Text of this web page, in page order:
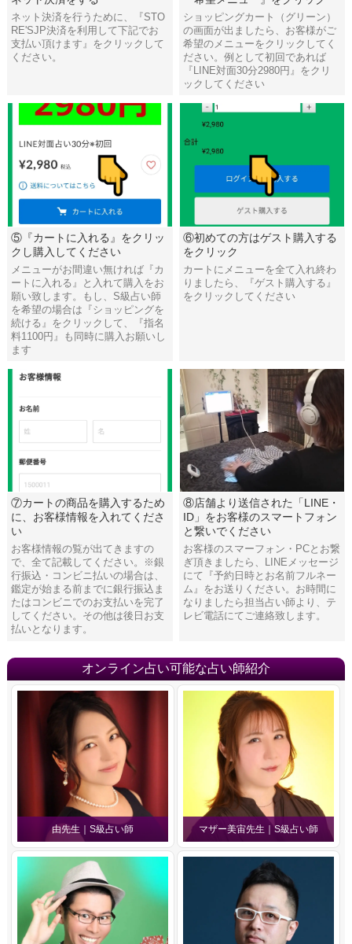
ネット決済を行うために、『STO
RE'SJP決済を利用して下記でお
支払い頂けます』をクリックして
ください。
ショッピングカート（グリーン）
の画面が出ましたら、お客様がご
希望のメニューをクリックしてく
ださい。例として初回であれば
『LINE対面30分2980円』をクリ
ックしてください
⑤『カートに入れる』をクリッ
クし購入してください
メニューがお間違い無ければ『カ
ートに入れる』と入れて購入をお
願い致します。もし、S級占い師
を希望の場合は『ショッピングを
続ける』をクリックして、『指名
料1100円』も同時に購入お願いし
ます
⑥初めての方はゲスト購入する
をクリック
カートにメニューを全て入れ終わ
りましたら、『ゲスト購入する』
をクリックしてください
⑦カートの商品を購入するため
に、お客様情報を入れてくださ
い
お客様情報の覧が出てきますの
で、全て記載してください。※銀
行振込・コンビニ払いの場合は、
鑑定が始まる前までに銀行振込ま
たはコンビニでのお支払いを完了
してください。その他は後日お支
払いとなります。
⑧店舗より送信された「LINE・
ID」をお客様のスマートフォン
と繋いでください
お客様のスマーフォン・PCとお繋
ぎ頂きましたら、LINEメッセージ
にて『予約日時とお名前フルネー
ム』をお送りください。お時間に
なりましたら担当占い師より、テ
レビ電話にてご連絡致します。
オンライン占い可能な占い師紹介
由先生｜S級占い師 マザー美宙先生｜S級占い師